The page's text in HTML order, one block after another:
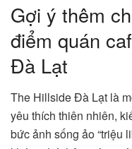
Gợi ý thêm
điểm quán
Đà Lạt
The Hillside Đà Lạt là
yêu thích thiên nhiên,
bức ảnh sống ảo “triệu